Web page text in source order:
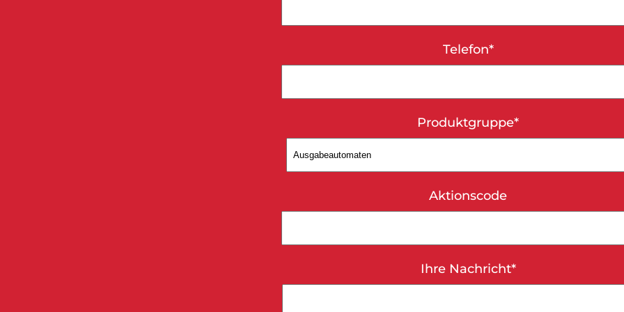
Telefon*
Bitte lasse dieses Feld
Produktgruppe*
Aktionscode
Ihre Nachricht*